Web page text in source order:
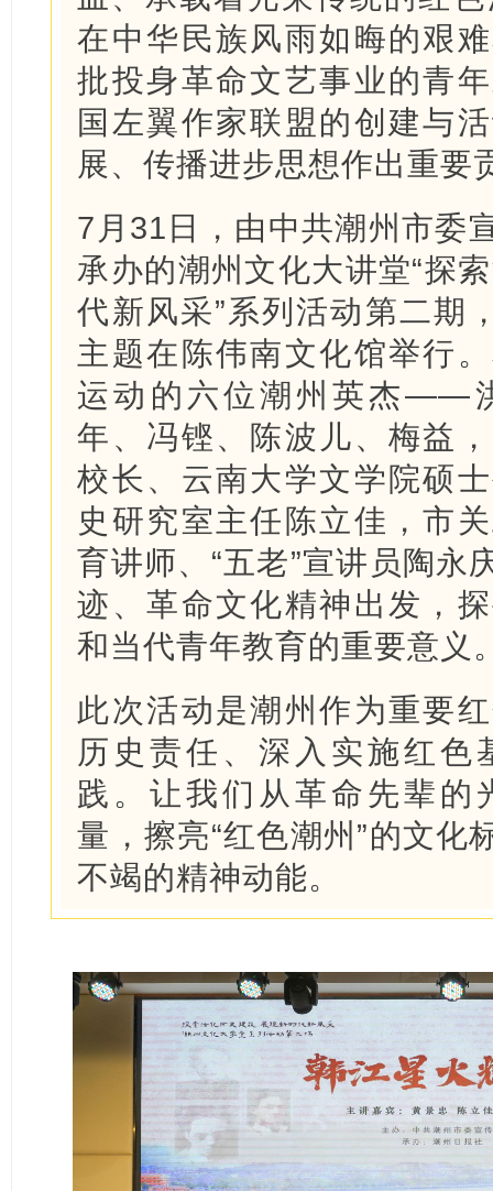
在中华民族风雨如晦的艰
批投身革命文艺事业的青
国左翼作家联盟的创建与
展、传播进步思想作出重要
7月31日，由中共潮州市委
承办的潮州文化大讲堂“探
代新风采”系列活动第二期
主题在陈伟南文化馆举行
运动的六位潮州英杰——
年、冯铿、陈波儿、梅益
校长、云南大学文学院硕
史研究室主任陈立佳，市
育讲师、“五老”宣讲员陶永
迹、革命文化精神出发，
和当代青年教育的重要意义
此次活动是潮州作为重要
历史责任、深入实施红色
践。让我们从革命先辈的
量，擦亮“红色潮州”的文化
不竭的精神动能。